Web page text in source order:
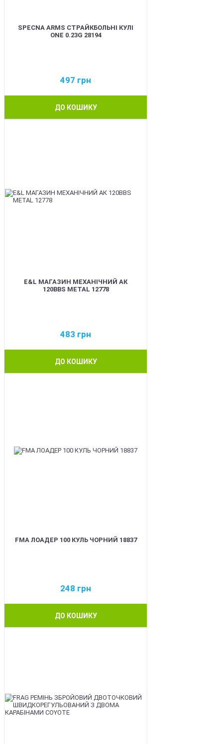
SPECNA ARMS СТРАЙКБОЛЬНІ КУЛІ
ONE 0.23G 28194
497 грн
ДО КОШИКУ
E&L МАГАЗИН МЕХАНІЧНИЙ АК
120BBS METAL 12778
483 грн
ДО КОШИКУ
FMA ЛОАДЕР 100 КУЛЬ ЧОРНИЙ 18837
248 грн
ДО КОШИКУ